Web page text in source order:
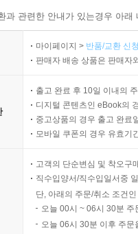
과 관련한 안내가 있는경우 아
마이페이지 > 반품/교환 신
판매자 배송 상품은 판매자
출고 완료 후 10일 이내의
디지털 콘텐츠인 eBook의
중고상품의 경우 출고 완료
모바일 쿠폰의 경우 유효기
고객의 단순변심 및 착오구
직수입양서/직수입일서중
단, 아래의 주문/취소 조건
오늘 00시 ~ 06시 30분
오늘 06시 30분 이후 주